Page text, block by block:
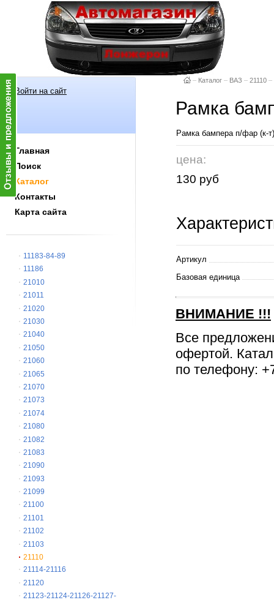
Войти на сайт
Главная
Поиск
Каталог
Контакты
Карта сайта
11183-84-89
11186
21010
21011
21020
21030
21040
21050
21060
21065
21070
21073
21074
21080
21082
21083
21090
21093
21099
21100
21101
21102
21103
21110
21114-21116
21120
21123-21124-21126-21127-
– Каталог – ВАЗ – 21110 –
Рамка
Рамка бампера п/фар
цена:
130 руб
Артикул
Базовая единица
ВНИМАНИЕ !!!
Все
офертой.
по телефону: